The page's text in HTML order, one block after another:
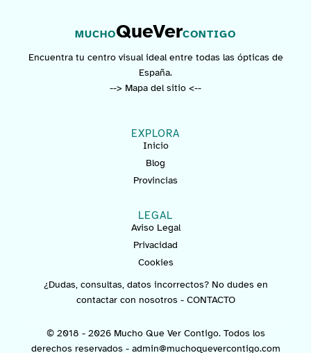
MUCHOQueVerCONTIGO
Encuentra tu centro visual ideal entre todas las ópticas de
España.
--> Mapa del sitio <--
EXPLORA
Inicio
Blog
Provincias
LEGAL
Aviso Legal
Privacidad
Cookies
¿Dudas, consultas, datos incorrectos? No dudes en
contactar con nosotros - CONTACTO
© 2018 - 2026 Mucho Que Ver Contigo. Todos los
derechos reservados - admin@muchoquevercontigo.com